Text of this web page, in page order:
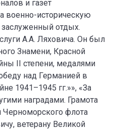
и газет
военно-историческую
заслуженный отдых.
А.А. Ляховича. Он был
Знамени, Красной
II степени, медалями
над Германией в
1941–1945 гг.»», «За
наградами. Грамота
Черноморского флота
ветерану Великой